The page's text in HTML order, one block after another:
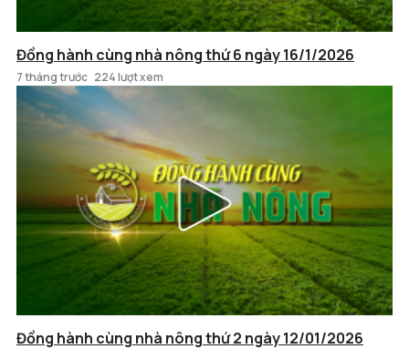
Đồng hành cùng nhà nông thứ 6 ngày 16/1/2026
7 tháng trước 224 lượt xem
Đồng hành cùng nhà nông thứ 2 ngày 12/01/2026